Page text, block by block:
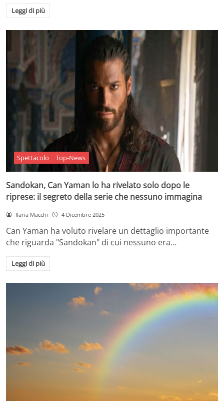
Leggi di più
Spettacolo Top-News
Sandokan, Can Yaman lo ha rivelato solo dopo le
riprese: il segreto della serie che nessuno immagina
Ilaria Macchi 4 Dicembre 2025
Can Yaman ha voluto rivelare un dettaglio importante
che riguarda "Sandokan" di cui nessuno era…
Leggi di più